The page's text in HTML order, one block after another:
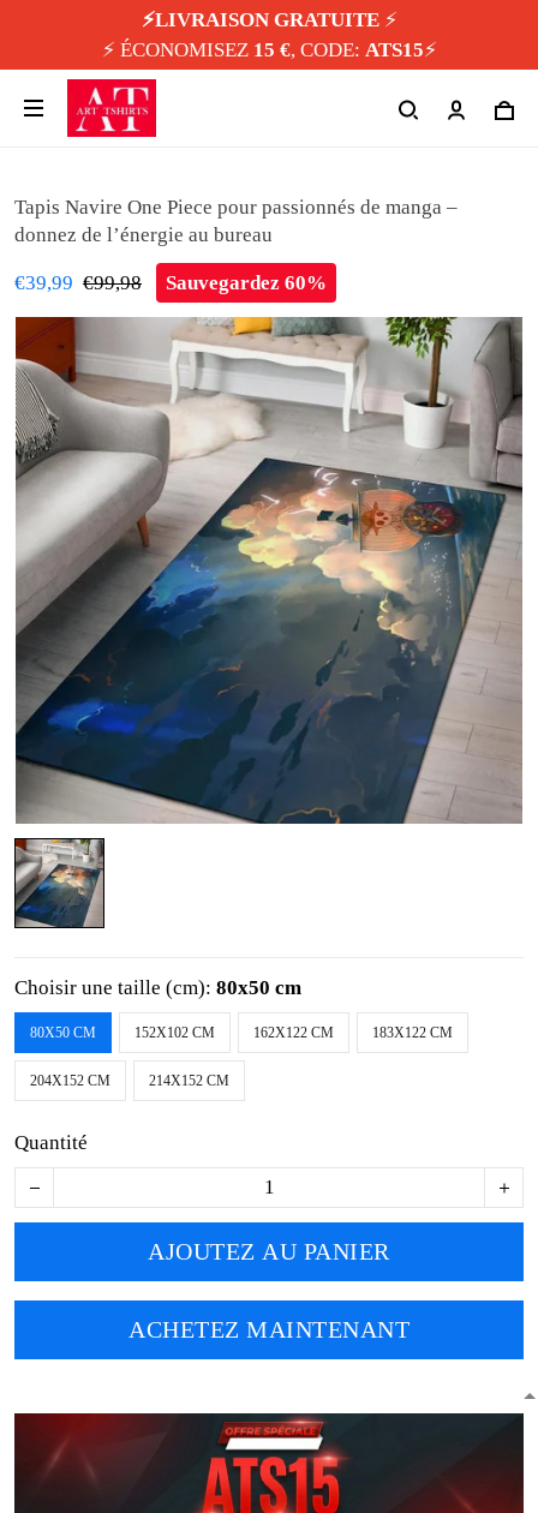
⚡️LIVRAISON GRATUITE⚡️
⚡️ ÉCONOMISEZ 15 €, CODE: ATS15⚡️
Tapis Navire One Piece pour passionnés de manga –
donnez de l’énergie au bureau
€39,99 €99,98 Sauvegardez 60%
Choisir une taille (cm): 80x50 cm
80X50 CM 152X102 CM 162X122 CM 183X122 CM
204X152 CM 214X152 CM
Quantité
AJOUTEZ AU PANIER
ACHETEZ MAINTENANT